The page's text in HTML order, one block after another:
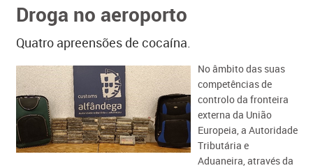
Droga no aeroporto
Quatro apreensões de cocaína.
No âmbito das suas
competências de
controlo da fronteira
externa da União
Europeia, a Autoridade
Tributária e
Aduaneira, através da